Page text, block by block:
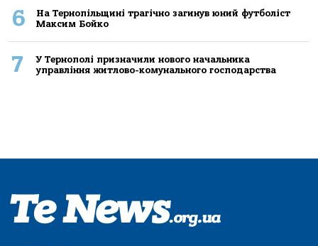
6
На Тернопільщині трагічно загинув юний футболіст
Максим Бойко
7
У Тернополі призначили нового начальника
управління житлово-комунального господарства